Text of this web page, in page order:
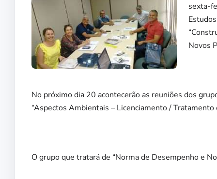
sexta-
Novos
No próximo dia 20 acontecerão as reuniões dos
“Aspectos Ambientais – Licenciamento / Tratamento
O grupo que tratará de “Norma de Desempenho e